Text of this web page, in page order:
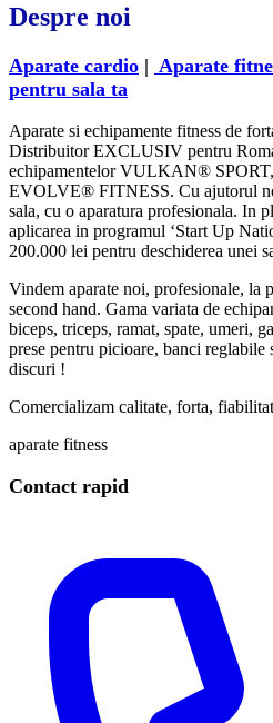
Despre noi
Aparate cardio | Aparate
pentru sala ta
Aparate si echipamente fitness de
Distribuitor EXCLUSIV pentru
echipamentelor VULKAN®
EVOLVE® FITNESS. Cu ajutorul
sala, cu o aparatura profesionala. In
aplicarea in programul ‘Start Up
200.000 lei pentru deschiderea unei
Vindem aparate noi, profesionale, la
second hand. Gama variata de
biceps, triceps, ramat, spate, umeri,
prese pentru picioare, banci reglabile
discuri !
Comercializam calitate, forta,
aparate fitness
Contact rapid